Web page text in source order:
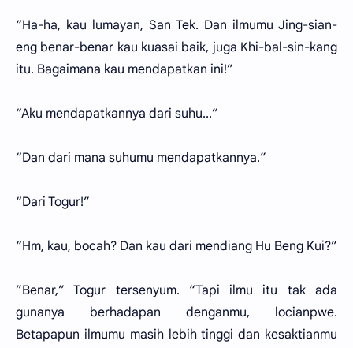
“Ha-ha, kau lumayan, San Tek. Dan ilmumu Jing-sian-
eng benar-benar kau kuasai baik, juga Khi-bal-sin-kang
itu. Bagaimana kau mendapatkan ini!”
“Aku mendapatkannya dari suhu...”
“Dan dari mana suhumu mendapatkannya.”
“Dari Togur!”
“Hm, kau, bocah? Dan kau dari mendiang Hu Beng Kui?”
”Benar,” Togur tersenyum. “Tapi ilmu itu tak ada
gunanya berhadapan denganmu, locianpwe.
Betapapun ilmumu masih lebih tinggi dan kesaktianmu